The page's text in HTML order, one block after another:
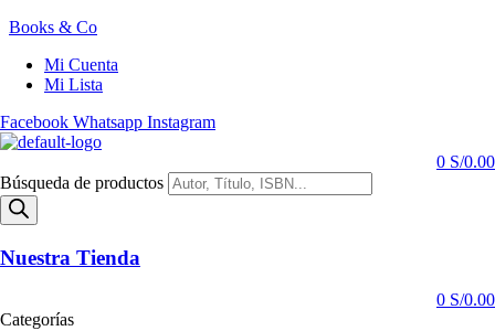
Books & Co
Mi Cuenta
Mi Lista
Facebook Whatsapp Instagram
0 S/0.00
Búsqueda de productos
Nuestra Tienda
0 S/0.00
Categorías